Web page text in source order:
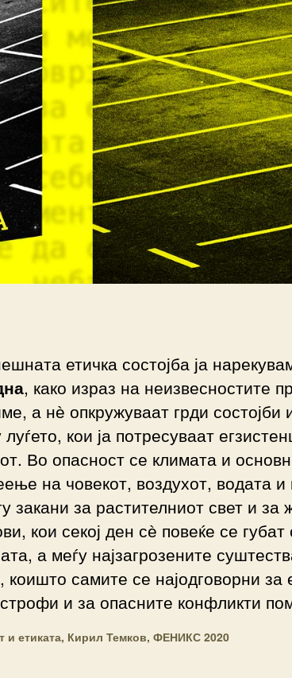
етичка состојба ја
, како израз на неизвесностите
а нѐ опкружуваат грди
луѓето, кои ја потресуваат
Во опасност се климата и
на човекот, воздухот, водата
закани за растителниот свет и за
кои секој ден сѐ повеќе се
а меѓу најзагрозените
коишто самите се најодговорни за
и за опасните конфликти
и етиката, Кирил Темков, ФЕНИКС 2020